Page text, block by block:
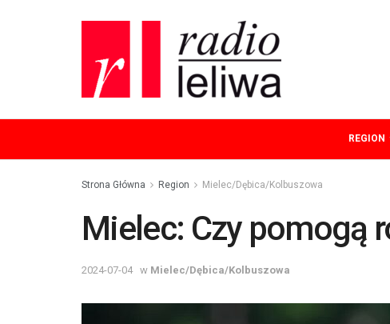
REGION
Strona Główna Region Mielec/Dębica/Kolbuszowa
Mielec: Czy pomogą
2024-07-04 w Mielec/Dębica/Kolbuszowa